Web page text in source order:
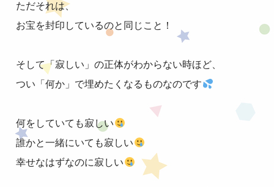
ただそれは、
お宝を封印しているのと同じこと！
そして「寂しい」の正体がわからない時ほど、
つい「何か」で埋めたくなるものなのです
何をしていても寂しい
誰かと一緒にいても寂しい
幸せなはずなのに寂しい